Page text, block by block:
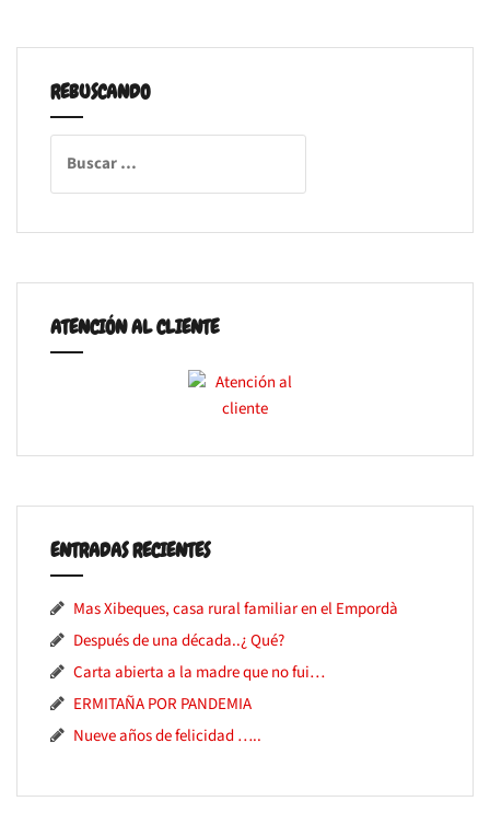
REBUSCANDO
ATENCIÓN AL CLIENTE
ENTRADAS RECIENTES
Mas Xibeques, casa rural familiar en el Empordà
Después de una década..¿ Qué?
Carta abierta a la madre que no fui…
ERMITAÑA POR PANDEMIA
Nueve años de felicidad …..